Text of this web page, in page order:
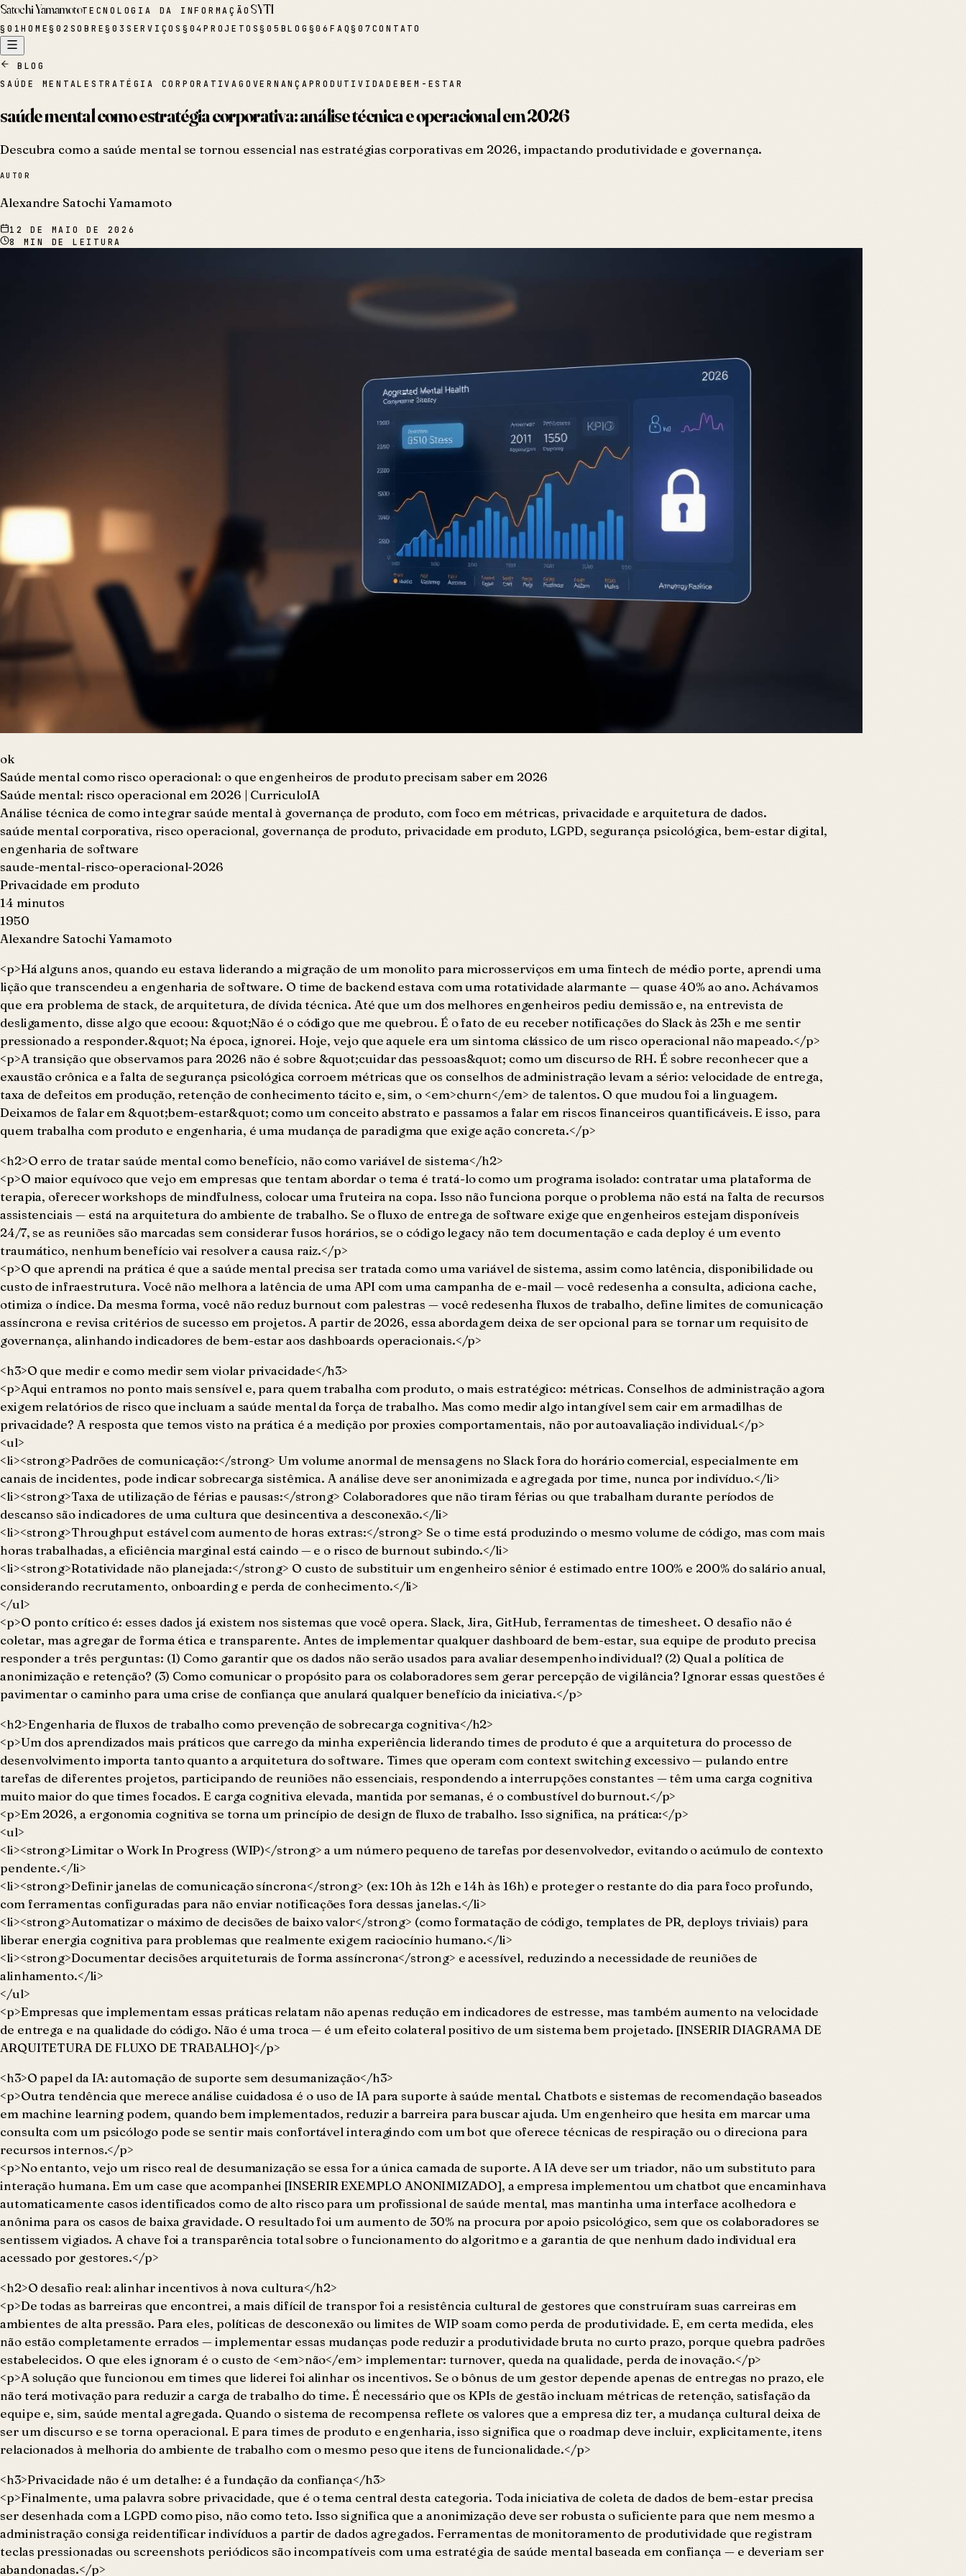
Satochi YamamotoTECNOLOGIA DA INFORMAÇÃO SYTI
§ 01HOME§02 SOBRE§03 SERVIÇOS § 04PROJETOS§05 BLOG §06 FAQ§07 CONTATO
BLOG
SAÚDE MENTALESTRATÉGIA CORPORATIVAGOVERNANÇA PRODUTIVIDADE BEM-ESTAR
saúde mental como estratégia corporativa: análise técnica e operacional em 2026
Descubra como a saúde mental se tornou essencial nas estratégias corporativas em 2026, impactando produtividade e governança.
AUTOR
Alexandre Satochi Yamamoto
12 DE MAIO DE 2026
8
MIN DE LEITURA
ok
Saúde mental como risco operacional: o que engenheiros de produto precisam saber em 2026
Saúde mental: risco operacional em 2026 | CurriculoIA
Análise técnica de como integrar saúde mental à governança de produto, com foco em métricas, privacidade e arquitetura de dados.
saúde mental corporativa, risco operacional, governança de produto, privacidade em produto, LGPD, segurança psicológica, bem-estar digital,
engenharia de software
saude-mental-risco-operacional-2026
Privacidade em produto
14 minutos
1950
Alexandre Satochi Yamamoto
<p>Há alguns anos, quando eu estava liderando a migração de um monolito para microsserviços em uma fintech de médio porte, aprendi uma
lição que transcendeu a engenharia de software. O time de backend estava com uma rotatividade alarmante — quase 40% ao ano. Achávamos
que era problema de stack, de arquitetura, de dívida técnica. Até que um dos melhores engenheiros pediu demissão e, na entrevista de
desligamento, disse algo que ecoou: &quot;Não é o código que me quebrou. É o fato de eu receber notificações do Slack às 23h e me sentir
pressionado a responder.&quot; Na época, ignorei. Hoje, vejo que aquele era um sintoma clássico de um risco operacional não mapeado.</p>
<p>A transição que observamos para 2026 não é sobre &quot;cuidar das pessoas&quot; como um discurso de RH. É sobre reconhecer que a
exaustão crônica e a falta de segurança psicológica corroem métricas que os conselhos de administração levam a sério: velocidade de entrega,
taxa de defeitos em produção, retenção de conhecimento tácito e, sim, o <em>churn</em> de talentos. O que mudou foi a linguagem.
Deixamos de falar em &quot;bem-estar&quot; como um conceito abstrato e passamos a falar em riscos financeiros quantificáveis. E isso, para
quem trabalha com produto e engenharia, é uma mudança de paradigma que exige ação concreta.</p>
<h2>O erro de tratar saúde mental como benefício, não como variável de sistema</h2>
<p>O maior equívoco que vejo em empresas que tentam abordar o tema é tratá-lo como um programa isolado: contratar uma plataforma de
terapia, oferecer workshops de mindfulness, colocar uma fruteira na copa. Isso não funciona porque o problema não está na falta de recursos
assistenciais — está na arquitetura do ambiente de trabalho. Se o fluxo de entrega de software exige que engenheiros estejam disponíveis
24/7, se as reuniões são marcadas sem considerar fusos horários, se o código legacy não tem documentação e cada deploy é um evento
traumático, nenhum benefício vai resolver a causa raiz.</p>
<p>O que aprendi na prática é que a saúde mental precisa ser tratada como uma variável de sistema, assim como latência, disponibilidade ou
custo de infraestrutura. Você não melhora a latência de uma API com uma campanha de e-mail — você redesenha a consulta, adiciona cache,
otimiza o índice. Da mesma forma, você não reduz burnout com palestras — você redesenha fluxos de trabalho, define limites de comunicação
assíncrona e revisa critérios de sucesso em projetos. A partir de 2026, essa abordagem deixa de ser opcional para se tornar um requisito de
governança, alinhando indicadores de bem-estar aos dashboards operacionais.</p>
<h3>O que medir e como medir sem violar privacidade</h3>
<p>Aqui entramos no ponto mais sensível e, para quem trabalha com produto, o mais estratégico: métricas. Conselhos de administração agora
exigem relatórios de risco que incluam a saúde mental da força de trabalho. Mas como medir algo intangível sem cair em armadilhas de
privacidade? A resposta que temos visto na prática é a medição por proxies comportamentais, não por autoavaliação individual.</p>
<ul>
<li><strong>Padrões de comunicação:</strong> Um volume anormal de mensagens no Slack fora do horário comercial, especialmente em
canais de incidentes, pode indicar sobrecarga sistêmica. A análise deve ser anonimizada e agregada por time, nunca por indivíduo.</li>
<li><strong>Taxa de utilização de férias e pausas:</strong> Colaboradores que não tiram férias ou que trabalham durante períodos de
descanso são indicadores de uma cultura que desincentiva a desconexão.</li>
<li><strong>Throughput estável com aumento de horas extras:</strong> Se o time está produzindo o mesmo volume de código, mas com mais
horas trabalhadas, a eficiência marginal está caindo — e o risco de burnout subindo.</li>
<li><strong>Rotatividade não planejada:</strong> O custo de substituir um engenheiro sênior é estimado entre 100% e 200% do salário anual,
considerando recrutamento, onboarding e perda de conhecimento.</li>
</ul>
<p>O ponto crítico é: esses dados já existem nos sistemas que você opera. Slack, Jira, GitHub, ferramentas de timesheet. O desafio não é
coletar, mas agregar de forma ética e transparente. Antes de implementar qualquer dashboard de bem-estar, sua equipe de produto precisa
responder a três perguntas: (1) Como garantir que os dados não serão usados para avaliar desempenho individual? (2) Qual a política de
anonimização e retenção? (3) Como comunicar o propósito para os colaboradores sem gerar percepção de vigilância? Ignorar essas questões é
pavimentar o caminho para uma crise de confiança que anulará qualquer benefício da iniciativa.</p>
<h2>Engenharia de fluxos de trabalho como prevenção de sobrecarga cognitiva</h2>
<p>Um dos aprendizados mais práticos que carrego da minha experiência liderando times de produto é que a arquitetura do processo de
desenvolvimento importa tanto quanto a arquitetura do software. Times que operam com context switching excessivo — pulando entre
tarefas de diferentes projetos, participando de reuniões não essenciais, respondendo a interrupções constantes — têm uma carga cognitiva
muito maior do que times focados. E carga cognitiva elevada, mantida por semanas, é o combustível do burnout.</p>
<p>Em 2026, a ergonomia cognitiva se torna um princípio de design de fluxo de trabalho. Isso significa, na prática:</p>
<ul>
<li><strong>Limitar o Work In Progress (WIP)</strong> a um número pequeno de tarefas por desenvolvedor, evitando o acúmulo de contexto
pendente.</li>
<li><strong>Definir janelas de comunicação síncrona</strong> (ex: 10h às 12h e 14h às 16h) e proteger o restante do dia para foco profundo,
com ferramentas configuradas para não enviar notificações fora dessas janelas.</li>
<li><strong>Automatizar o máximo de decisões de baixo valor</strong> (como formatação de código, templates de PR, deploys triviais) para
liberar energia cognitiva para problemas que realmente exigem raciocínio humano.</li>
<li><strong>Documentar decisões arquiteturais de forma assíncrona</strong> e acessível, reduzindo a necessidade de reuniões de
alinhamento.</li>
</ul>
<p>Empresas que implementam essas práticas relatam não apenas redução em indicadores de estresse, mas também aumento na velocidade
de entrega e na qualidade do código. Não é uma troca — é um efeito colateral positivo de um sistema bem projetado. [INSERIR DIAGRAMA DE
ARQUITETURA DE FLUXO DE TRABALHO]</p>
<h3>O papel da IA: automação de suporte sem desumanização</h3>
<p>Outra tendência que merece análise cuidadosa é o uso de IA para suporte à saúde mental. Chatbots e sistemas de recomendação baseados
em machine learning podem, quando bem implementados, reduzir a barreira para buscar ajuda. Um engenheiro que hesita em marcar uma
consulta com um psicólogo pode se sentir mais confortável interagindo com um bot que oferece técnicas de respiração ou o direciona para
recursos internos.</p>
<p>No entanto, vejo um risco real de desumanização se essa for a única camada de suporte. A IA deve ser um triador, não um substituto para
interação humana. Em um case que acompanhei [INSERIR EXEMPLO ANONIMIZADO], a empresa implementou um chatbot que encaminhava
automaticamente casos identificados como de alto risco para um profissional de saúde mental, mas mantinha uma interface acolhedora e
anônima para os casos de baixa gravidade. O resultado foi um aumento de 30% na procura por apoio psicológico, sem que os colaboradores se
sentissem vigiados. A chave foi a transparência total sobre o funcionamento do algoritmo e a garantia de que nenhum dado individual era
acessado por gestores.</p>
<h2>O desafio real: alinhar incentivos à nova cultura</h2>
<p>De todas as barreiras que encontrei, a mais difícil de transpor foi a resistência cultural de gestores que construíram suas carreiras em
ambientes de alta pressão. Para eles, políticas de desconexão ou limites de WIP soam como perda de produtividade. E, em certa medida, eles
não estão completamente errados — implementar essas mudanças pode reduzir a produtividade bruta no curto prazo, porque quebra padrões
estabelecidos. O que eles ignoram é o custo de <em>não</em> implementar: turnover, queda na qualidade, perda de inovação.</p>
<p>A solução que funcionou em times que liderei foi alinhar os incentivos. Se o bônus de um gestor depende apenas de entregas no prazo, ele
não terá motivação para reduzir a carga de trabalho do time. É necessário que os KPIs de gestão incluam métricas de retenção, satisfação da
equipe e, sim, saúde mental agregada. Quando o sistema de recompensa reflete os valores que a empresa diz ter, a mudança cultural deixa de
ser um discurso e se torna operacional. E para times de produto e engenharia, isso significa que o roadmap deve incluir, explicitamente, itens
relacionados à melhoria do ambiente de trabalho com o mesmo peso que itens de funcionalidade.</p>
<h3>Privacidade não é um detalhe: é a fundação da confiança</h3>
<p>Finalmente, uma palavra sobre privacidade, que é o tema central desta categoria. Toda iniciativa de coleta de dados de bem-estar precisa
ser desenhada com a LGPD como piso, não como teto. Isso significa que a anonimização deve ser robusta o suficiente para que nem mesmo a
administração consiga reidentificar indivíduos a partir de dados agregados. Ferramentas de monitoramento de produtividade que registram
teclas pressionadas ou screenshots periódicos são incompatíveis com uma estratégia de saúde mental baseada em confiança — e deveriam ser
abandonadas.</p>